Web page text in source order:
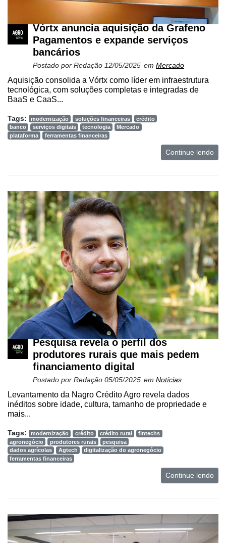
Vórtx anuncia aquisição da Grafeno
Pagamentos e expande serviços
bancários
Postado por Redação 12/05/2025 em Mercado
Aquisição consolida a Vórtx como líder em infraestrutura
tecnológica, com soluções completas e integradas de
BaaS e CaaS...
Tags: modernização soluções financeiras
crédito
banco
serviços digitais tecnologia
Mercado
plataforma
ferramentas financeiras
Continue lendo
Pesquisa revela o perfil dos
produtores rurais que mais pedem
financiamento digital
Postado por Redação 05/05/2025 em Notícias
Levantamento da Nagro Crédito Agro revela dados
inéditos sobre idade, cultura, tamanho de propriedade e
mais...
Tags: modernização crédito crédito rural
fintechs
agronegócio
produtores rurais
pesquisa
dados agrícolas
Agtech
digitalização do agronegócio
ferramentas financeiras
Continue lendo